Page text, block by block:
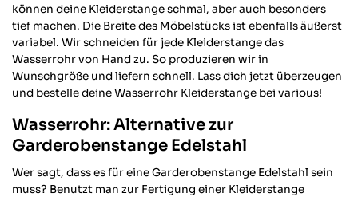
können deine Kleiderstange schmal, aber auch besonders
tief machen. Die Breite des Möbelstücks ist ebenfalls äußerst
variabel. Wir schneiden für jede Kleiderstange das
Wasserrohr von Hand zu. So produzieren wir in
Wunschgröße und liefern schnell. Lass dich jetzt überzeugen
und bestelle deine Wasserrohr Kleiderstange bei various!
Wasserrohr: Alternative zur
Garderobenstange Edelstahl
Wer sagt, dass es für eine Garderobenstange Edelstahl sein
muss? Benutzt man zur Fertigung einer Kleiderstange